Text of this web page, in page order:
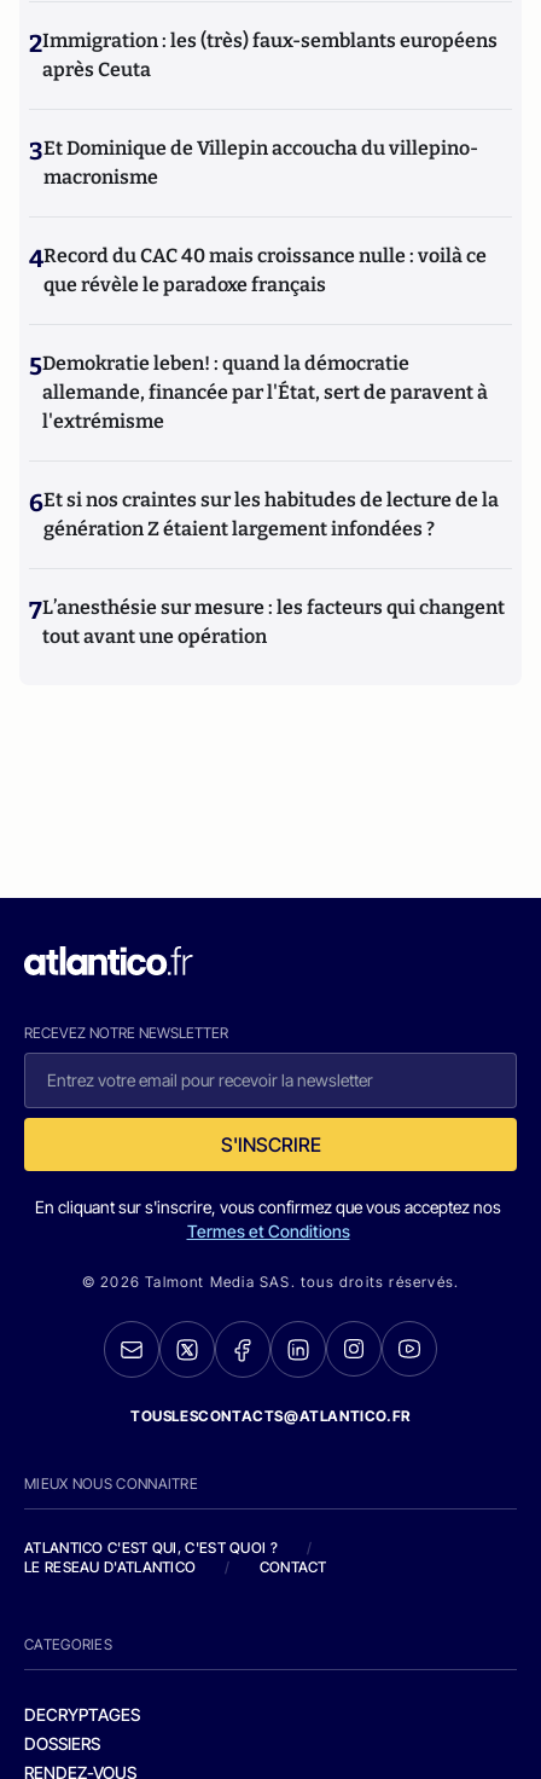
2Immigration : les (très) faux-semblants européens
après Ceuta
3Et Dominique de Villepin accoucha du villepino-
macronisme
4Record du CAC 40 mais croissance nulle : voilà ce
que révèle le paradoxe français
5Demokratie leben! : quand la démocratie
allemande, financée par l'État, sert de paravent à
l'extrémisme
6Et si nos craintes sur les habitudes de lecture de la
génération Z étaient largement infondées ?
7L’anesthésie sur mesure : les facteurs qui changent
tout avant une opération
RECEVEZ NOTRE NEWSLETTER
S'INSCRIRE
En cliquant sur s'inscrire, vous confirmez que vous acceptez nos
Termes et Conditions
© 2026 Talmont Media SAS. tous droits réservés.
TOUSLESCONTACTS@ATLANTICO.FR
MIEUX NOUS CONNAITRE
ATLANTICO C'EST QUI, C'EST QUOI ?
/
LE RESEAU D'ATLANTICO
/ CONTACT
CATEGORIES
DECRYPTAGES
DOSSIERS
RENDEZ-VOUS